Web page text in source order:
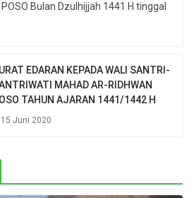
Bulan Dzulhijjah 1441 H tinggal
EDARAN KEPADA WALI SANTRI-
MAHAD AR-RIDHWAN
TAHUN AJARAN 1441/1442 H
15 Juni 2020